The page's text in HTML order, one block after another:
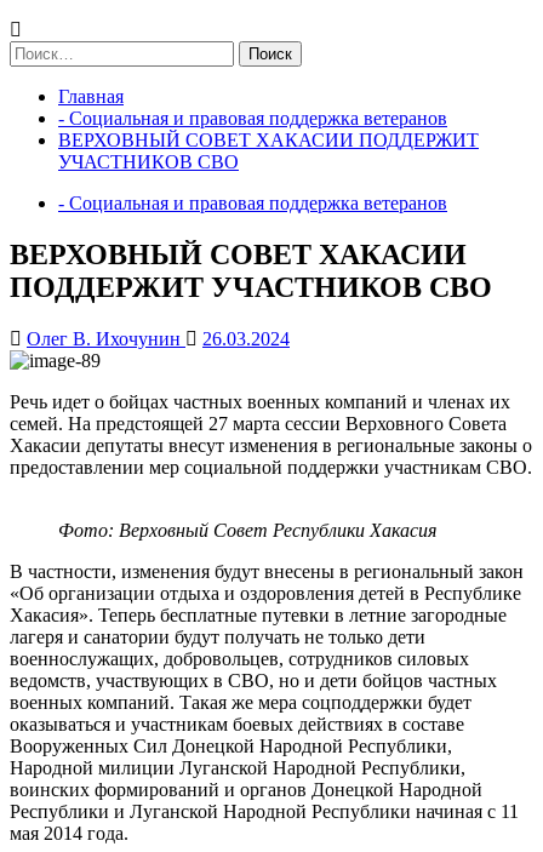
Найти:
Главная
- Социальная и правовая поддержка ветеранов
ВЕРХОВНЫЙ СОВЕТ ХАКАСИИ ПОДДЕРЖИТ
УЧАСТНИКОВ СВО
- Социальная и правовая поддержка ветеранов
ВЕРХОВНЫЙ СОВЕТ ХАКАСИИ
ПОДДЕРЖИТ УЧАСТНИКОВ СВО
Олег В. Ихочунин 26.03.2024
Речь идет о бойцах частных военных компаний и членах их
семей. На предстоящей 27 марта сессии Верховного Совета
Хакасии депутаты внесут изменения в региональные законы о
предоставлении мер социальной поддержки участникам СВО.
Фото: Верховный Совет Республики Хакасия
В частности, изменения будут внесены в региональный закон
«Об организации отдыха и оздоровления детей в Республике
Хакасия». Теперь бесплатные путевки в летние загородные
лагеря и санатории будут получать не только дети
военнослужащих, добровольцев, сотрудников силовых
ведомств, участвующих в СВО, но и дети бойцов частных
военных компаний. Такая же мера соцподдержки будет
оказываться и участникам боевых действиях в составе
Вооруженных Сил Донецкой Народной Республики,
Народной милиции Луганской Народной Республики,
воинских формирований и органов Донецкой Народной
Республики и Луганской Народной Республики начиная с 11
мая 2014 года.